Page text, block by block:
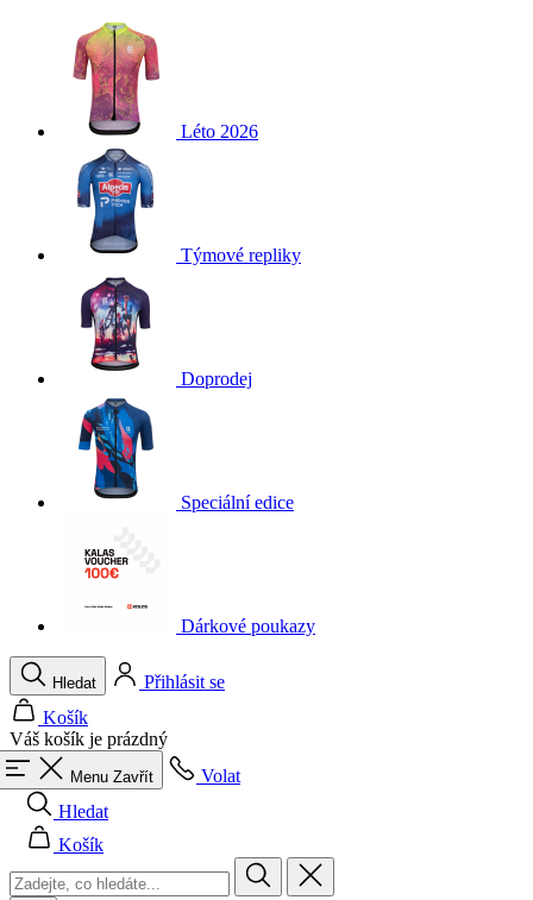
Léto 2026
Týmové repliky
Doprodej
Speciální edice
Dárkové poukazy
Hledat
Přihlásit se
Košík
Váš košík je prázdný
Menu Zavřít
Volat
Hledat
Košík